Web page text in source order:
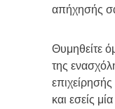
απήχησής
Θυμηθείτε
της
και εσείς